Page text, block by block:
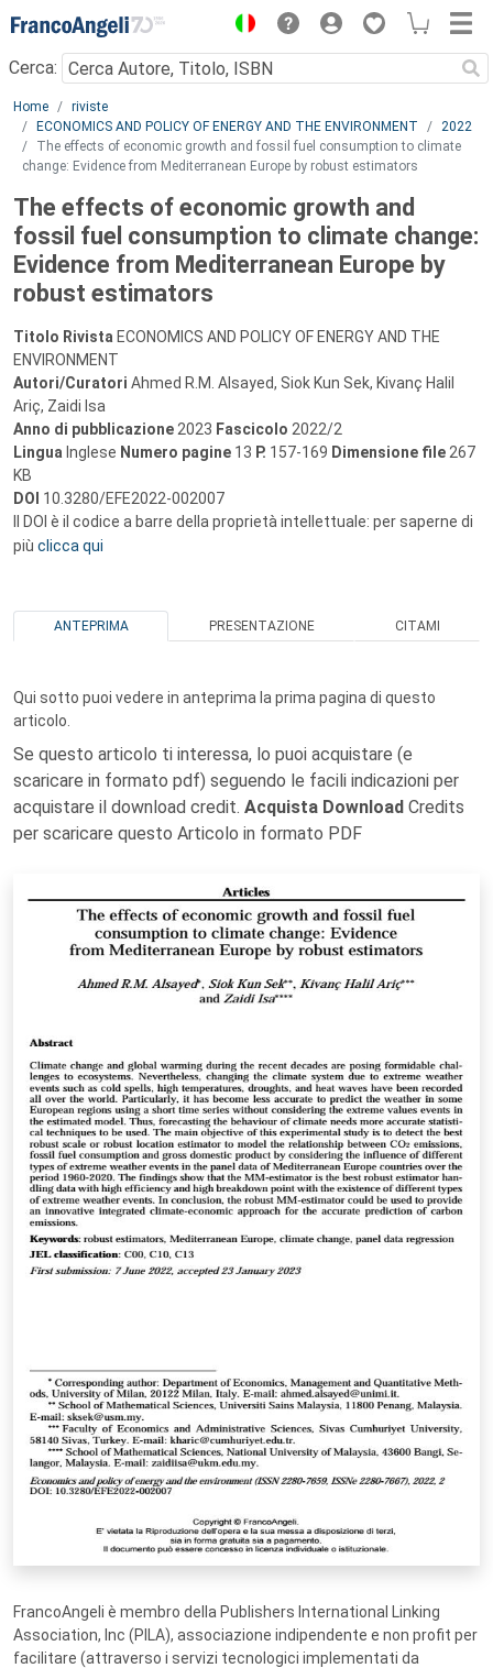
Menu
Cerca:
Main content
Home
riviste
ECONOMICS AND POLICY OF ENERGY AND THE ENVIRONMENT
2022
The effects of economic growth and fossil fuel consumption to climate
change: Evidence from Mediterranean Europe by robust estimators
The effects of economic growth and
fossil fuel consumption to climate change:
Evidence from Mediterranean Europe by
robust estimators
Titolo Rivista ECONOMICS AND POLICY OF ENERGY AND THE
ENVIRONMENT
Autori/Curatori Ahmed R.M. Alsayed, Siok Kun Sek, Kivanç Halil
Ariç, Zaidi Isa
Anno di pubblicazione 2023 Fascicolo 2022/2
Lingua Inglese Numero pagine 13 P. 157-169 Dimensione file 267
KB
DOI 10.3280/EFE2022-002007
Il DOI è il codice a barre della proprietà intellettuale: per saperne di
più clicca qui
ANTEPRIMA PRESENTAZIONE CITAMI
Qui sotto puoi vedere in anteprima la prima pagina di questo
articolo.
Se questo articolo ti interessa, lo puoi acquistare (e
scaricare in formato pdf) seguendo le facili indicazioni per
acquistare il download credit. Acquista Download Credits
per scaricare questo Articolo in formato PDF
FrancoAngeli è membro della Publishers International Linking
Association, Inc (PILA), associazione indipendente e non profit per
facilitare (attraverso i servizi tecnologici implementati da